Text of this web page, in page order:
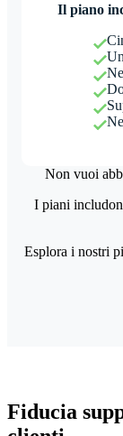
Il piano
Non vuoi
I piani
Esplora i nostri
Fiducia